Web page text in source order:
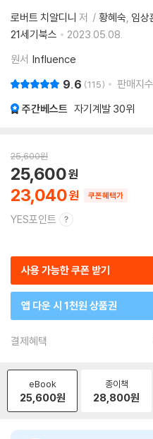
로버트 치알디니 저 황혜숙 임상
21세기북스
2023.05.08.
원서 Influence
9.6 115 판매지수
주간베스트 자기계발 30위
25,600원
23,040
25,600
쿠폰혜택가
YES포인트
사용 가능한 쿠폰 받기
앱 다운 시 1천원 상품권
결제혜택
eBook
25,600원
종이책
28,800원